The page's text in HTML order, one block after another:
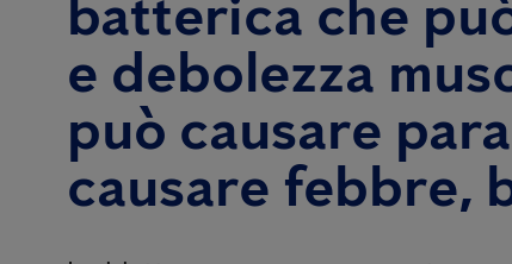
batterica che
e debolezza
può causare
causare febbre,